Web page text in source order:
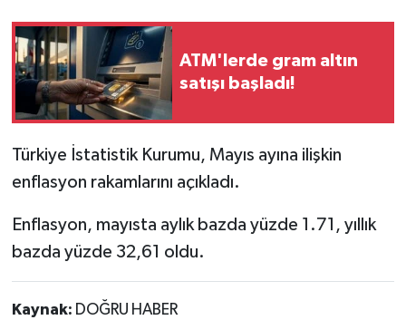
ATM'lerde gram altın
satışı başladı!
Türkiye İstatistik Kurumu, Mayıs ayına ilişkin
enflasyon rakamlarını açıkladı.
Enflasyon, mayısta aylık bazda yüzde 1.71, yıllık
bazda yüzde 32,61 oldu.
Kaynak: DOĞRU HABER